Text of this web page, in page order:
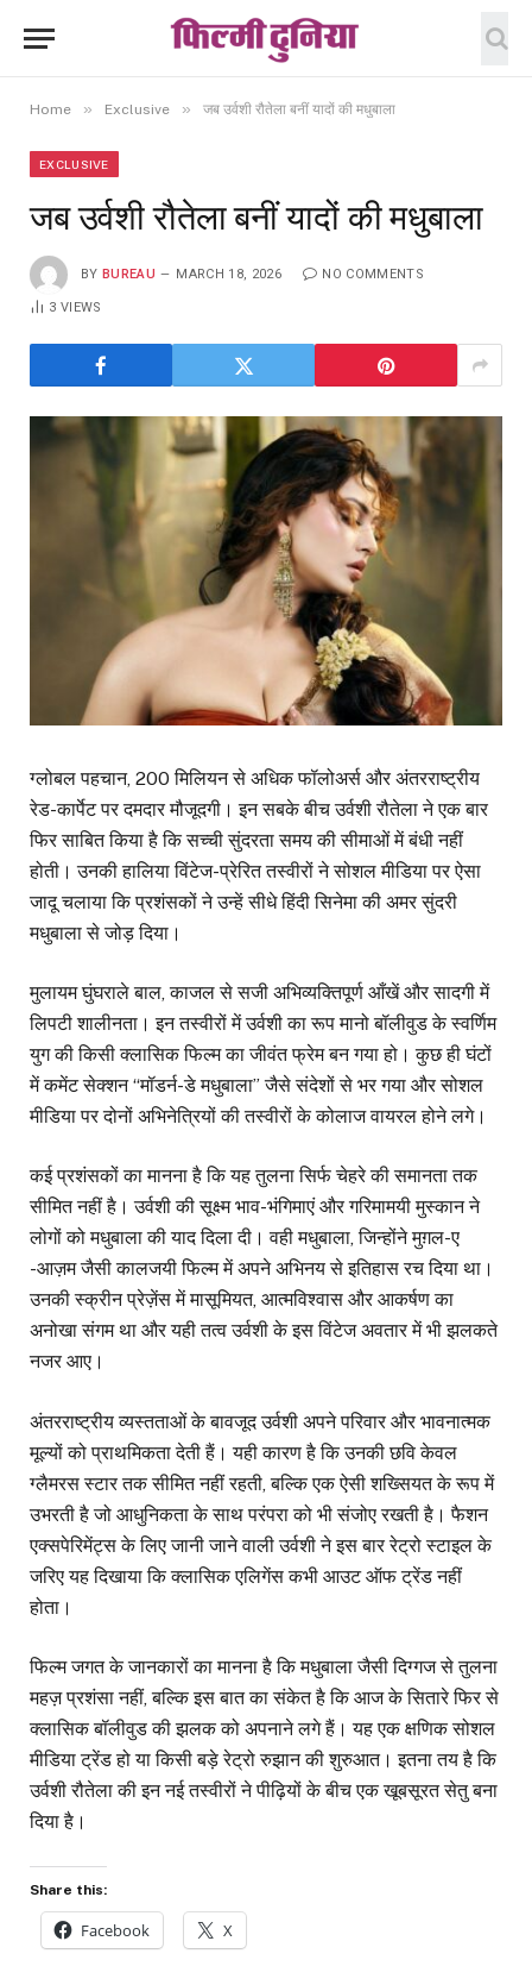
Home » Exclusive » जब उर्वशी रौतेला बनीं यादों की मधुबाला
EXCLUSIVE
जब उर्वशी रौतेला बनीं यादों की मधुबाला
BY BUREAU MARCH 18, 2026 NO COMMENTS
3VIEWS
ग्लोबल पहचान, 200 मिलियन से अधिक फॉलोअर्स और अंतरराष्ट्रीय
रेड-कार्पेट पर दमदार मौजूदगी। इन सबके बीच उर्वशी रौतेला ने एक बार
फिर साबित किया है कि सच्ची सुंदरता समय की सीमाओं में बंधी नहीं
होती। उनकी हालिया विंटेज-प्रेरित तस्वीरों ने सोशल मीडिया पर ऐसा
जादू चलाया कि प्रशंसकों ने उन्हें सीधे हिंदी सिनेमा की अमर सुंदरी
मधुबाला से जोड़ दिया।
मुलायम घुंघराले बाल, काजल से सजी अभिव्यक्तिपूर्ण आँखें और सादगी में
लिपटी शालीनता। इन तस्वीरों में उर्वशी का रूप मानो बॉलीवुड के स्वर्णिम
युग की किसी क्लासिक फिल्म का जीवंत फ्रेम बन गया हो। कुछ ही घंटों
में कमेंट सेक्शन “मॉडर्न-डे मधुबाला” जैसे संदेशों से भर गया और सोशल
मीडिया पर दोनों अभिनेत्रियों की तस्वीरों के कोलाज वायरल होने लगे।
कई प्रशंसकों का मानना है कि यह तुलना सिर्फ चेहरे की समानता तक
सीमित नहीं है। उर्वशी की सूक्ष्म भाव-भंगिमाएं और गरिमामयी मुस्कान ने
लोगों को मधुबाला की याद दिला दी। वही मधुबाला, जिन्होंने मुग़ल-ए
-आज़म जैसी कालजयी फिल्म में अपने अभिनय से इतिहास रच दिया था।
उनकी स्क्रीन प्रेज़ेंस में मासूमियत, आत्मविश्वास और आकर्षण का
अनोखा संगम था और यही तत्व उर्वशी के इस विंटेज अवतार में भी झलकते
नजर आए।
अंतरराष्ट्रीय व्यस्तताओं के बावजूद उर्वशी अपने परिवार और भावनात्मक
मूल्यों को प्राथमिकता देती हैं। यही कारण है कि उनकी छवि केवल
ग्लैमरस स्टार तक सीमित नहीं रहती, बल्कि एक ऐसी शख्सियत के रूप में
उभरती है जो आधुनिकता के साथ परंपरा को भी संजोए रखती है। फैशन
एक्सपेरिमेंट्स के लिए जानी जाने वाली उर्वशी ने इस बार रेट्रो स्टाइल के
जरिए यह दिखाया कि क्लासिक एलिगेंस कभी आउट ऑफ ट्रेंड नहीं
होता।
फिल्म जगत के जानकारों का मानना है कि मधुबाला जैसी दिग्गज से तुलना
महज़ प्रशंसा नहीं, बल्कि इस बात का संकेत है कि आज के सितारे फिर से
क्लासिक बॉलीवुड की झलक को अपनाने लगे हैं। यह एक क्षणिक सोशल
मीडिया ट्रेंड हो या किसी बड़े रेट्रो रुझान की शुरुआत। इतना तय है कि
उर्वशी रौतेला की इन नई तस्वीरों ने पीढ़ियों के बीच एक खूबसूरत सेतु बना
दिया है।
Share this:
Facebook X